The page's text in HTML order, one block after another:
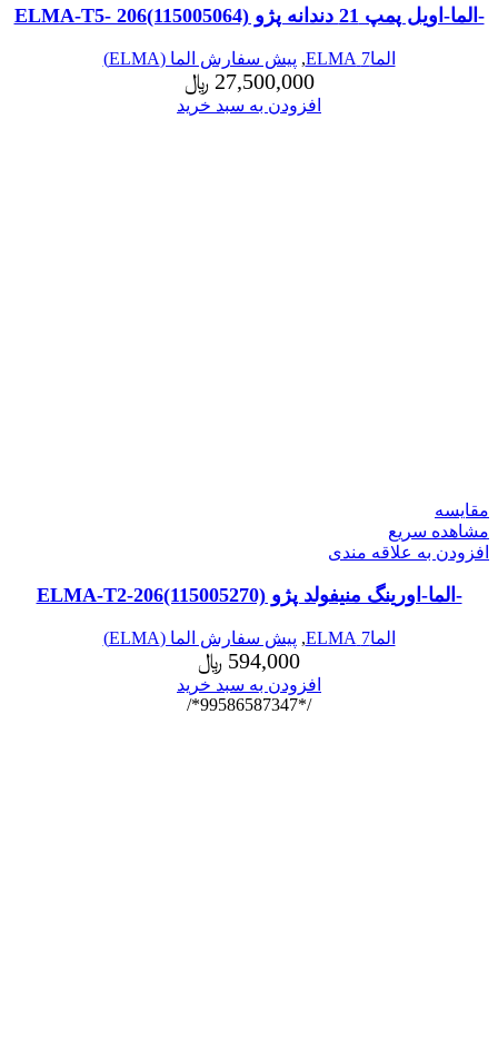
-الما-اویل پمپ 21 دندانه پژو ELMA-T5- 206(115005064)
الما7 ELMA , پیش سفارش الما (ELMA)
27,500,000 ﷼
افزودن به سبد خرید
مقایسه
مشاهده سریع
افزودن به علاقه مندی
-الما-اورینگ منیفولد پژو ELMA-T2-206(115005270)
الما7 ELMA , پیش سفارش الما (ELMA)
594,000 ﷼
افزودن به سبد خرید
/*99586587347*/